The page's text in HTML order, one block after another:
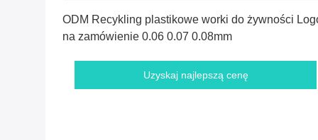
ODM Recykling plastikowe worki do żywności
na zamówienie 0.06 0.07 0.08mm
Uzyskaj najlepszą cenę